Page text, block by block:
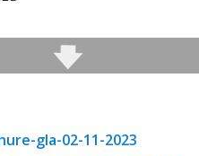
gla-02-11-2023